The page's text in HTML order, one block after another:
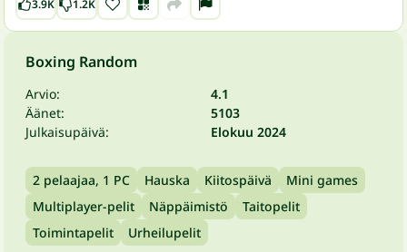
3.9K 1.2K
Boxing Random
Arvio:
4.1
Äänet:
5103
Julkaisupäivä:
Elokuu 2024
2 pelaajaa, 1 PC Hauska Kiitospäivä
Mini games
Multiplayer-pelit
Näppäimistö
Taitopelit
Toimintapelit
Urheilupelit